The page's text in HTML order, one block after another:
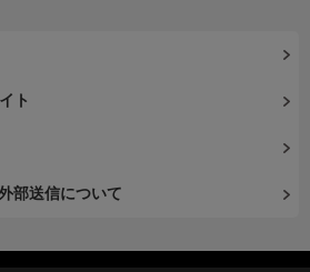
ト
部送信について